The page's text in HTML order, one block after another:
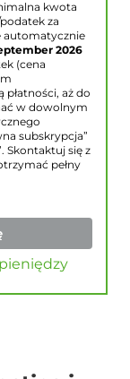
kwota
podatek za
automatycznie
2026
(cena
aż do
w dowolnym
subskrypcja”
Skontaktuj się z
pełny